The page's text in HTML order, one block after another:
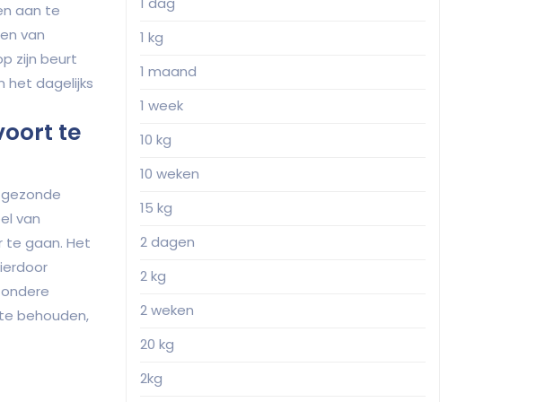
aan te
van
zijn beurt
het dagelijks
te
van
te gaan. Het
behouden,
1 kg
1 maand
1 week
10 kg
10 weken
15 kg
2 dagen
2 kg
2 weken
20 kg
2kg